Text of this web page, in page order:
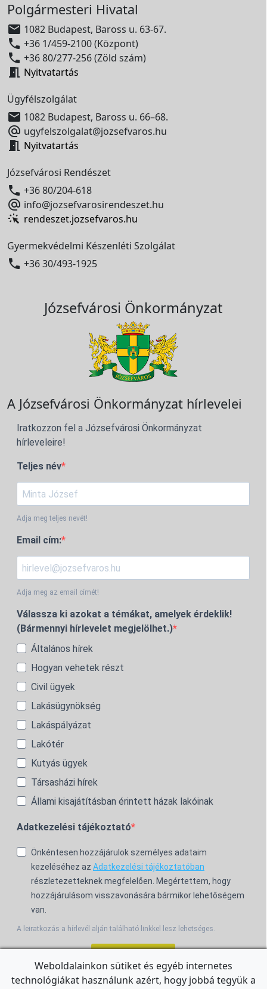
Polgármesteri Hivatal
 1082 Budapest, Baross u. 63-67.
 +36 1/459-2100 (Központ)
 +36 80/277-256 (Zöld szám)
 Nyitvatartás
Ügyfélszolgálat
 1082 Budapest, Baross u. 66–68.
 ugyfelszolgalat@jozsefvaros.hu
 Nyitvatartás
Józsefvárosi Rendészet
 +36 80/204-618
 info@jozsefvarosirendeszet.hu
rendeszet.jozsefvaros.hu
Gyermekvédelmi Készenléti Szolgálat
 +36 30/493-1925
Józsefvárosi Önkormányzat
A Józsefvárosi Önkormányzat hírlevelei
Iratkozzon fel a Józsefvárosi Önkormányzat
hírleveleire!
Teljes név
Adja meg teljes nevét!
Email cím:
Adja meg az email címét!
Válassza ki azokat a témákat, amelyek érdeklik!
(Bármennyi hírlevelet megjelölhet.)
Általános hírek
Hogyan vehetek részt
Civil ügyek
Lakásügynökség
Lakáspályázat
Lakótér
Kutyás ügyek
Társasházi hírek
Állami kisajátításban érintett házak lakóinak
Adatkezelési tájékoztató
Önkéntesen hozzájárulok személyes adataim
kezeléséhez az Adatkezelési tájékoztatóban
részletezetteknek megfelelően. Megértettem, hogy
hozzájárulásom visszavonására bármikor lehetőségem
van.
A leiratkozás a hírlevél alján található linkkel lesz lehetséges.
Weboldalainkon sütiket és egyéb internetes
technológiákat használunk azért, hogy jobbá tegyük a